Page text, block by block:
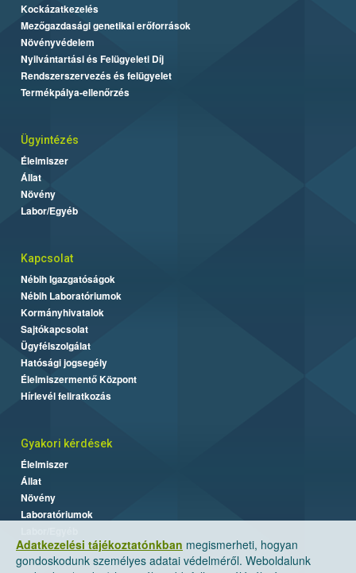
Adatkezelési tájékoztatónkban megismerheti, hogyan
gondoskodunk személyes adatai védelméről. Weboldalunk
Kockázatkezelés
Mezőgazdasági genetikai erőforrások
Növényvédelem
Nyilvántartási és Felügyeleti Díj
Rendszerszervezés és felügyelet
Termékpálya-ellenőrzés
Ügyintézés
Élelmiszer
Állat
Növény
Labor/Egyéb
Kapcsolat
Nébih Igazgatóságok
Nébih Laboratóriumok
Kormányhivatalok
Sajtókapcsolat
Ügyfélszolgálat
Hatósági jogsegély
Élelmiszermentő Központ
Hírlevél feliratkozás
Gyakori kérdések
Élelmiszer
Állat
Növény
Laboratóriumok